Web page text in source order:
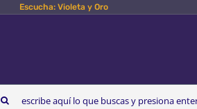
Escucha: Violeta y Oro